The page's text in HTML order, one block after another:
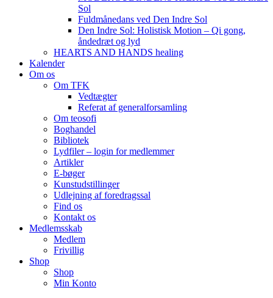
Sol
Fuldmånedans ved Den Indre Sol
Den Indre Sol: Holistisk Motion – Qi gong,
åndedræt og lyd
HEARTS AND HANDS healing
Kalender
Om os
Om TFK
Vedtægter
Referat af generalforsamling
Om teosofi
Boghandel
Bibliotek
Lydfiler – login for medlemmer
Artikler
E-bøger
Kunstudstillinger
Udlejning af foredragssal
Find os
Kontakt os
Medlemsskab
Medlem
Frivillig
Shop
Shop
Min Konto